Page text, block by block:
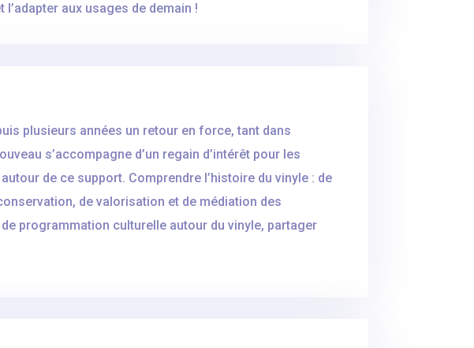
aux usages de demain !
plusieurs années un retour en force, tant dans
s’accompagne d’un regain d’intérêt pour les
de ce support. Comprendre l’histoire du vinyle : de
de valorisation et de médiation des
programmation culturelle autour du vinyle, partager